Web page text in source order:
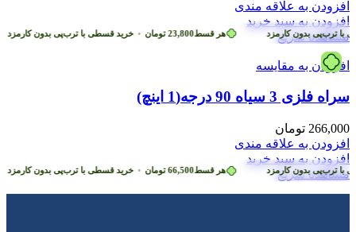
هر قسط23,800 تومان • خرید قسطی با ترب‌پی بدون کارمزد ترب‌پی بدون کارمزد
افزودن به علاقه مندی
افزودن به سبد خرید
مشاهده سریع
هر قسط66,500 تومان • خرید قسطی با ترب‌پی بدون کارمزد ترب‌پی بدون کارمزد
افزودن به مقایسه
سراه فلزی 3 سیاه 90 درجه(1 اینچ)
266,000 تومان
افزودن به علاقه مندی
افزودن به سبد خرید
مشاهده سریع